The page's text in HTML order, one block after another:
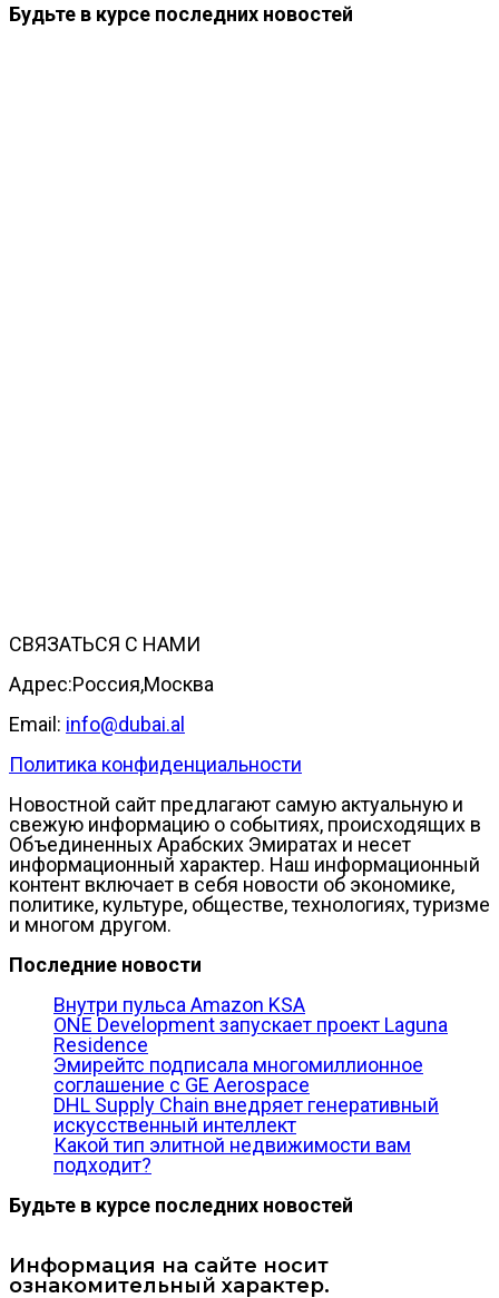
Будьте в курсе последних новостей
СВЯЗАТЬСЯ С НАМИ
Адрес:Россия,Москва
Email: info@dubai.al
Политика конфиденциальности
Новостной сайт предлагают самую актуальную и
свежую информацию о событиях, происходящих в
Объединенных Арабских Эмиратах и несет
информационный характер. Наш информационный
контент включает в себя новости об экономике,
политике, культуре, обществе, технологиях, туризме
и многом другом.
Последние новости
Внутри пульса Amazon KSA
ONE Development запускает проект Laguna
Residence
Эмирейтс подписала многомиллионное
соглашение с GE Aerospace
DHL Supply Chain внедряет генеративный
искусственный интеллект
Какой тип элитной недвижимости вам
подходит?
Будьте в курсе последних новостей
Информация на сайте носит
ознакомительный характер.